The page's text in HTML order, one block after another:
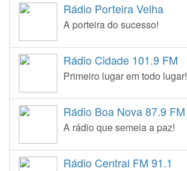
Rádio Porteira Velha
A porteira do sucesso!
Rádio Cidade 101.9 FM
Primeiro lugar em todo lugar!
Rádio Boa Nova 87.9 FM
A rádio que semeia a paz!
Rádio Central FM 91.1